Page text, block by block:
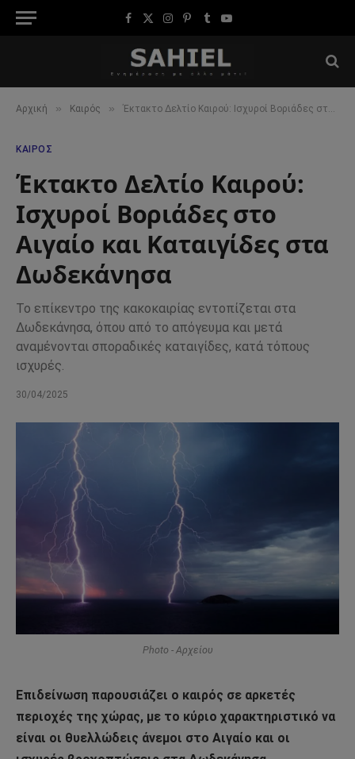
Facebook
X
Instagram
Pinterest
TumblrYouTube
Αρχική » Καιρός » Έκτακτο Δελτίο Καιρού: Ισχυροί Βοριάδες στο Αιγαίο και Καταιγίδες στα Δωδεκάνησα
ΚΑΙΡΌΣ
Έκτακτο Δελτίο Καιρού:
Ισχυροί Βοριάδες στο
Αιγαίο και Καταιγίδες στα
Δωδεκάνησα
Το επίκεντρο της κακοκαιρίας εντοπίζεται στα
Δωδεκάνησα, όπου από το απόγευμα και μετά
αναμένονται σποραδικές καταιγίδες, κατά τόπους
ισχυρές.
30/04/2025
Photo - Αρχείου
Επιδείνωση παρουσιάζει ο καιρός σε αρκετές
περιοχές της χώρας, με το κύριο χαρακτηριστικό να
είναι οι θυελλώδεις άνεμοι στο Αιγαίο και οι